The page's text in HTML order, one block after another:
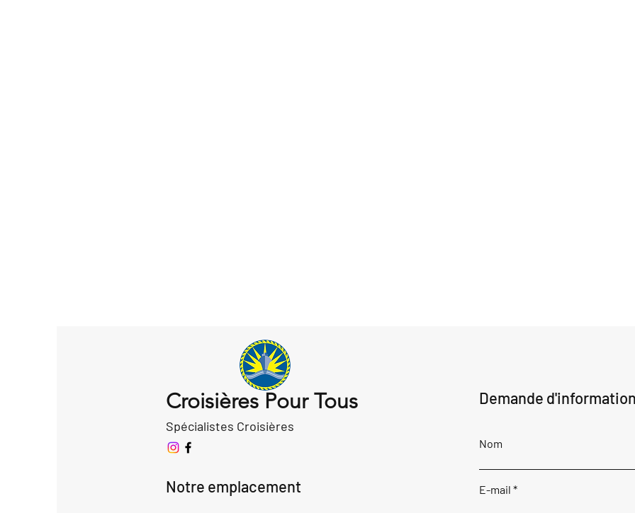
Croisières Pour Tous
Spécialistes Croisières
Notre emplacement
Demande
Nom
E-mail